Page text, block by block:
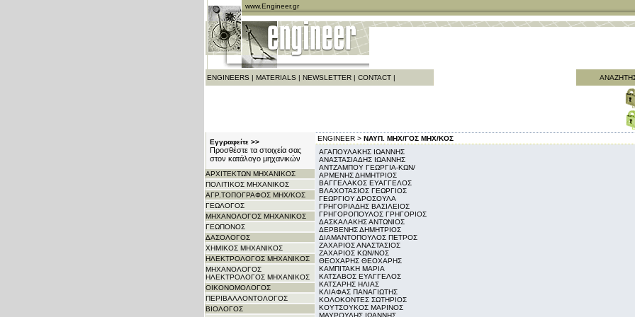
www.Engineer.gr
ENGINEERS | MATERIALS | NEWSLETTER| CONTACT|
Εγγραφείτε >>
Προσθέστε τα στοιχεία σας
στον κατάλογο μηχανικών
ΑΡΧITΕΚΤΩΝ ΜΗΧΑΝΙΚΟΣ
ΠΟΛΙΤΙΚΟΣ ΜΗΧΑΝΙΚΟΣ
ΑΓΡ.ΤΟΠΟΓΡΑΦΟΣ ΜΗΧ/ΚΟΣ
ΓΕΩΛΟΓΟΣ
ΜΗΧΑΝΟΛΟΓΟΣ ΜΗΧΑΝΙΚΟΣ
ΓΕΩΠΟΝΟΣ
ΔΑΣΟΛΟΓΟΣ
ΧΗΜΙΚΟΣ ΜΗΧΑΝΙΚΟΣ
ΗΛΕΚΤΡΟΛΟΓΟΣ ΜΗΧΑΝΙΚΟΣ
ΜΗΧΑΝΟΛΟΓΟΣ
ΗΛΕΚΤΡΟΛΟΓΟΣ ΜΗΧΑΝΙΚΟΣ
ΟΙΚΟΝΟΜΟΛΟΓΟΣ
ΠΕΡΙΒΑΛΛΟΝΤΟΛΟΓΟΣ
ΒΙΟΛΟΓΟΣ
ENGINEER > ΝΑΥΠ. ΜΗΧ/ΓΟΣ ΜΗΧ/KΟΣ
ΑΓΑΠΟΥΛΑΚΗΣ ΙΩΑΝΝΗΣ
ΑΝΑΣΤΑΣΙΑΔΗΣ ΙΩΑΝΝΗΣ
ΑΝΤΖΑΜΠΟΥ ΓΕΩΡΓΙΑ-ΚΩΝ/
ΑΡΜΕΝΗΣ ΔΗΜΗΤΡΙΟΣ
ΒΑΓΓΕΛΑΚΟΣ ΕΥΑΓΓΕΛΟΣ
ΒΛΑΧΟΤΑΣΙΟΣ ΓΕΩΡΓΙΟΣ
ΓΕΩΡΓΙΟΥ ΔΡΟΣΟΥΛΑ
ΓΡΗΓΟΡΙΑΔΗΣ ΒΑΣΙΛΕΙΟΣ
ΓΡΗΓΟΡΟΠΟΥΛΟΣ ΓΡΗΓΟΡΙΟΣ
ΔΑΣΚΑΛΑΚΗΣ ΑΝΤΩΝΙΟΣ
ΔΕΡΒΕΝΗΣ ΔΗΜΗΤΡΙΟΣ
ΔΙΑΜΑΝΤΟΠΟΥΛΟΣ ΠΕΤΡΟΣ
ΖΑΧΑΡΙΟΣ ΑΝΑΣΤΑΣΙΟΣ
ΖΑΧΑΡΙΟΣ ΚΩΝ/ΝΟΣ
ΘΕΟΧΑΡΗΣ ΘΕΟΧΑΡΗΣ
ΚΑΜΠΙΤΑΚΗ ΜΑΡΙΑ
ΚΑΤΣΑΒΟΣ ΕΥΑΓΓΕΛΟΣ
ΚΑΤΣΑΡΗΣ ΗΛΙΑΣ
ΚΛΙΑΦΑΣ ΠΑΝΑΓΙΩΤΗΣ
ΚΟΛΟΚΟΝΤΕΣ ΣΩΤΗΡΙΟΣ
ΚΟΥΤΣΟΥΚΟΣ ΜΑΡΙΝΟΣ
ΜΑΥΡΟΥΔΗΣ ΙΩΑΝΝΗΣ